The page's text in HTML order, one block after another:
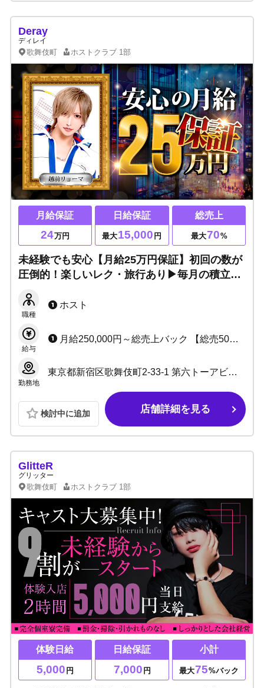
Deray
ディレイ
歌舞伎町 ホストクラブ 1部
月給保証
24万円
日給保証
最大15,000 円
総売上
最大70%
未経験でも安心【月給25万円保証】初回の数が
圧倒的！楽しいレク・旅行あり▶毎月の積立て
りOK！学生さんも大歓迎です☆
職種
ホスト
給与
月給250,000円～総売上バック 【総売50%～最大70%】 ☆日給15,000円 ☆ボーナス・手当多数
勤務地
東京都新宿区歌舞伎町2-33-1 第六トーアビル3F
検討中に追加 店舗詳細を見る
GlitteR
グリッター
歌舞伎町 ホストクラブ 1部
体験日給
5,000 円
日給保証
7,000 円
小計
最大75%バック